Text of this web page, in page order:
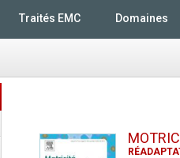
Traités EMC Domaines